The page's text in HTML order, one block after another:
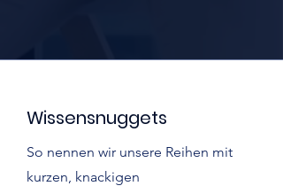
Wissensnuggets
So nennen wir unsere Reihen mit
kurzen, knackigen